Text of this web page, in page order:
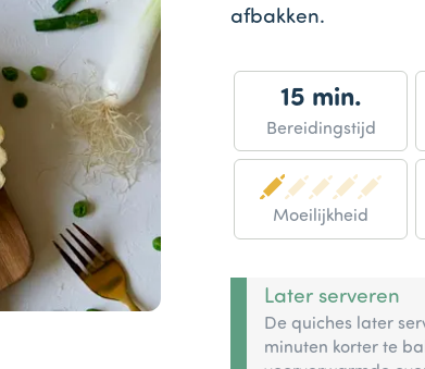
afbakken.
15 min.
Bereidingstijd
Moeilijkheid
Later serveren
De quiches later
minuten korter te